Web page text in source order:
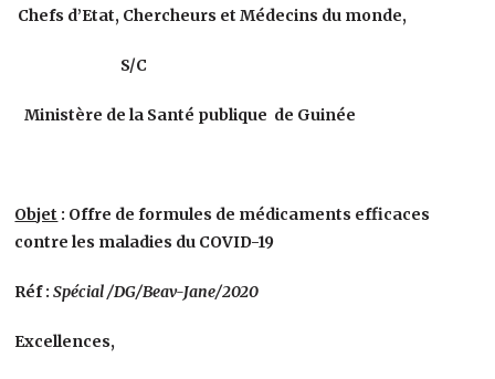
Chefs d’Etat, Chercheurs et Médecins du monde,
S/C
Ministère de la Santé publique de Guinée
Objet : Offre de formules de médicaments efficaces
contre les maladies du COVID-19
Réf : Spécial /DG/Beav-Jane/2020
Excellences,